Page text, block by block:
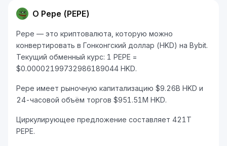
О Pepe (PEPE)
Pepe — это криптовалюта, которую можно
конвертировать в Гонконгский доллар (HKD) на Bybit.
Текущий обменный курс: 1 PEPE =
$0.00002199732986189044 HKD.
Pepe имеет рыночную капитализацию $9.26B HKD и
24-часовой объём торгов $951.51M HKD.
Циркулирующее предложение составляет 421T
PEPE.